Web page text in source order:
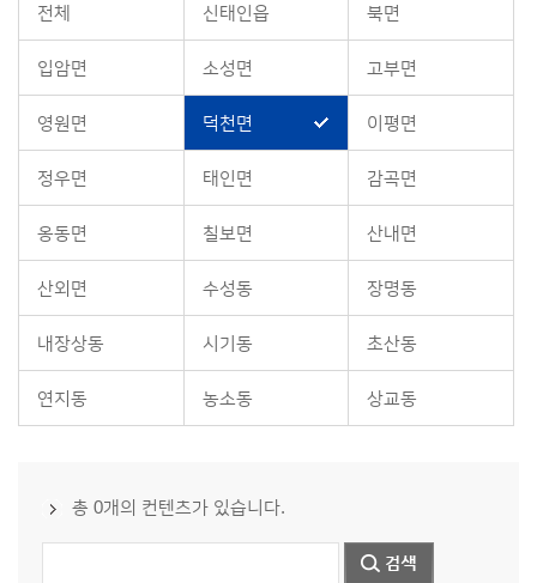
전체 신태인읍 북면
입암면 소성면 고부면
영원면 덕천면 이평면
정우면 태인면 감곡면
옹동면 칠보면 산내면
산외면 수성동 장명동
내장상동 시기동 초산동
연지동 농소동 상교동
총 0개의 컨텐츠가 있습니다.